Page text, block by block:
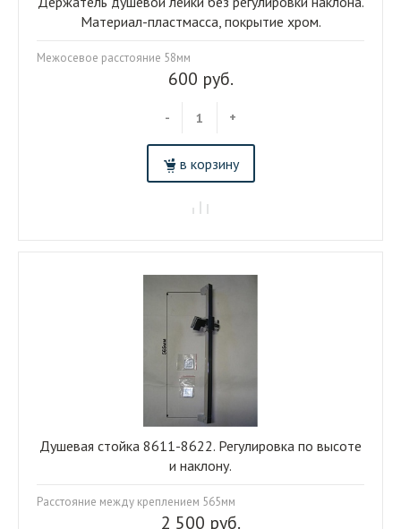
600 руб.
- +
в корзину
Материал-пластмасса, покрытие хром.
Межосевое расстояние 58мм
2 500 руб.
Душевая стойка 8611-8622. Регулировка по высоте
и наклону.
Расстояние между креплением 565мм